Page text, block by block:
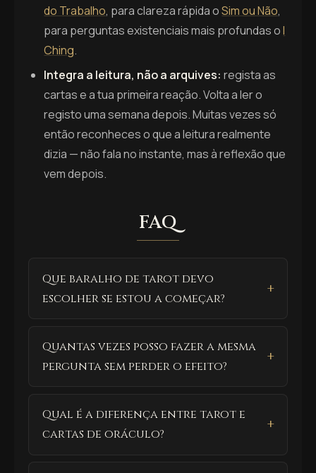
do Trabalho, para clareza rápida oSim ou Não,
para perguntas existenciais mais profundas oI
Ching.
Integra a leitura, não a arquives: regista as
cartas e a tua primeira reação. Volta a ler o
registo uma semana depois. Muitas vezes só
então reconheces o que a leitura realmente
dizia — não fala no instante, mas à reflexão que
vem depois.
FAQ
Que baralho de tarot devo
escolher se estou a começar?
Quantas vezes posso fazer a mesma
pergunta sem perder o efeito?
Qual é a diferença entre tarot e
cartas de oráculo?